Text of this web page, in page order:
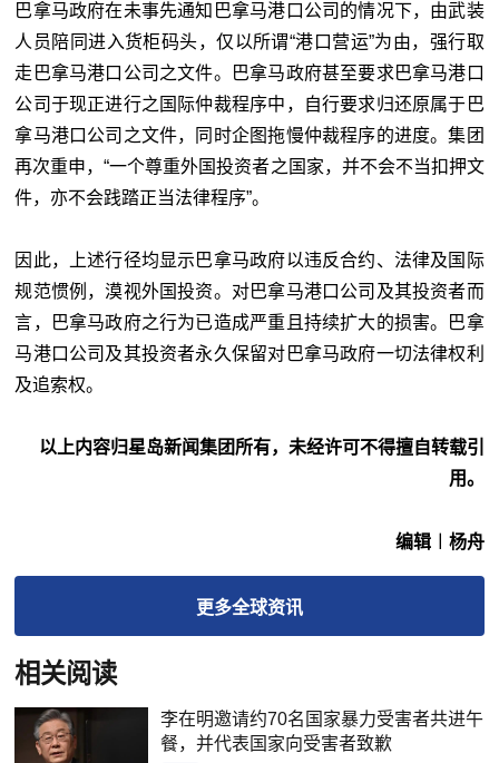
巴拿马政府在未事先通知巴拿马港口公司的情况下，由武装
⼈员陪同进入货柜码头，仅以所谓“港口营运”为由，强行取
走巴拿马港口公司之文件。巴拿马政府甚至要求巴拿马港口
公司于现正进行之国际仲裁程序中，自行要求归还原属于巴
拿马港口公司之文件，同时企图拖慢仲裁程序的进度。集团
再次重申，“⼀个尊重外国投资者之国家，并不会不当扣押文
件，亦不会践踏正当法律程序”。
因此，上述行径均显示巴拿马政府以违反合约、法律及国际
规范惯例，漠视外国投资。对巴拿马港口公司及其投资者而
言，巴拿马政府之行为已造成严重且持续扩大的损害。巴拿
马港口公司及其投资者永久保留对巴拿马政府⼀切法律权利
及追索权。
以上内容归星岛新闻集团所有，未经许可不得擅自转载引
用。
编辑︱杨舟
更多全球资讯
相关阅读
李在明邀请约70名国家暴力受害者共进午
餐，并代表国家向受害者致歉